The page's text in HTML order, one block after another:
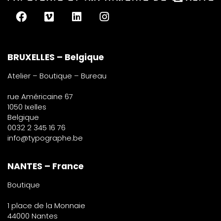
BRUXELLES – Belgique
Atelier – Boutique – Bureau
rue Américaine 67
1050 Ixelles
Belgique
0032 2 345 16 76
info@typographe.be
NANTES – France
Boutique
1 place de la Monnaie
44000 Nantes